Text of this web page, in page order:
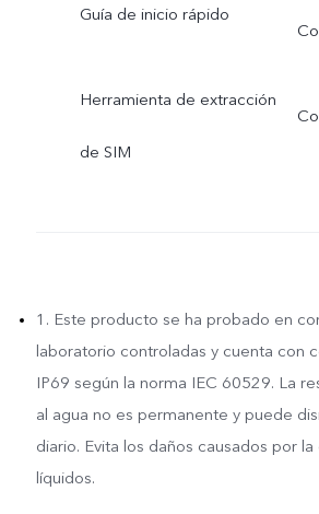
Guía de inicio rápido
Herramienta de extracción
de SIM
1. Este producto se ha probado en
laboratorio controladas y cuenta con
IP69 según la norma IEC 60529. La
al agua no es permanente y puede
diario. Evita los daños causados por
líquidos.